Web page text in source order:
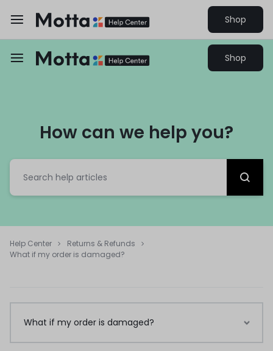
Shop
Shop
How can we help you?
Help Center
Returns & Refunds
What if my order is damaged?
What if my order is damaged?